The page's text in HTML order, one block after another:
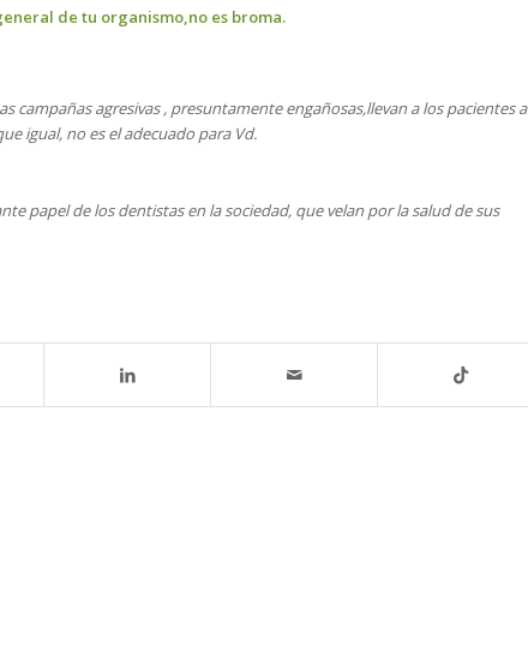
de tu organismo,no es broma.
agresivas , presuntamente engañosas,llevan a los pacientes a
igual, no es el adecuado para Vd.
papel de los dentistas en la sociedad, que velan por la salud de sus